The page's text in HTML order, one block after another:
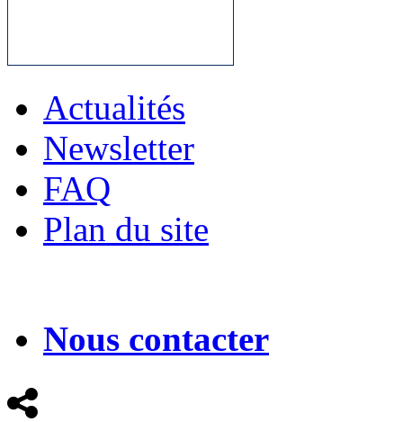
Actualités
Newsletter
FAQ
Plan du site
Nous contacter